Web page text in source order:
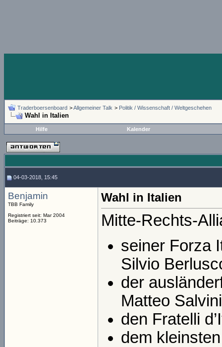
Traderboersenboard >Allgemeiner Talk > Politik / Wissenschaft / Weltgeschehen
Wahl in Italien
Hilfe Kalender
04-03-2018, 15:45
Benjamin
TBB Family
Registriert seit: Mar 2004
Beiträge: 10.373
Wahl in Italien
Mitte-Rechts-
seiner Forza
Silvio
der
Matteo
den Fratelli
dem